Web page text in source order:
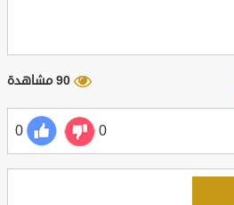
90 مشاهدة
0
0